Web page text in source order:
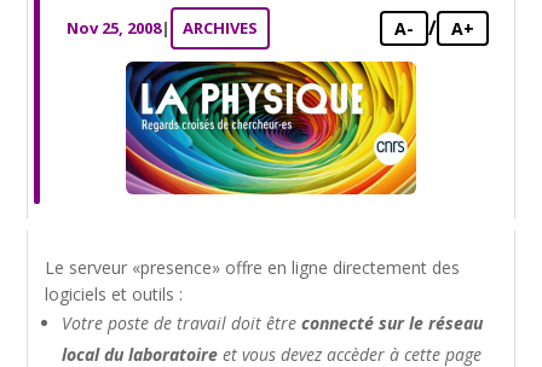
Nov 25, 2008| ARCHIVES A- / A+
Le serveur «presence» offre en ligne directement des
logiciels et outils :
Votre poste de travail doit êtreconnecté sur le réseau
local du laboratoire et vous devez accèder à cette page